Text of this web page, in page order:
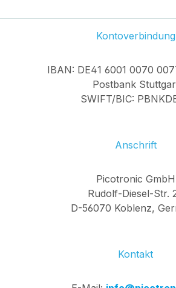
Kontoverbindung
IBAN: DE41 6001 0070
Postbank
SWIFT/BIC:
Anschrift
Picotronic GmbH
Rudolf-Diesel-Str.
D-56070 Koblenz,
Kontakt